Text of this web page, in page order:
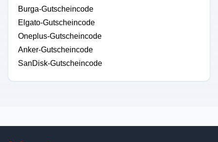
Burga-Gutscheincode
Elgato-Gutscheincode
Oneplus-Gutscheincode
Anker-Gutscheincode
SanDisk-Gutscheincode